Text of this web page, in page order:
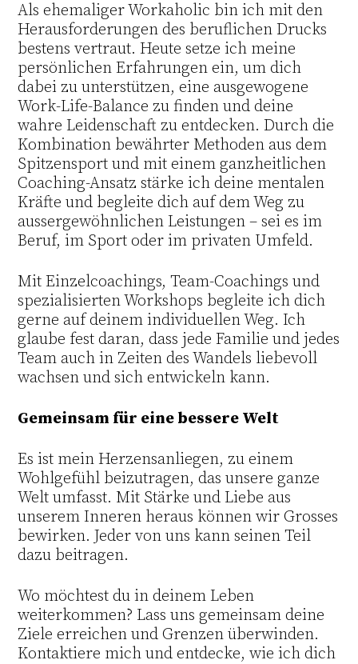
Als ehemaliger Workaholic bin ich mit den
Herausforderungen des beruflichen Drucks
bestens vertraut. Heute setze ich meine
persönlichen Erfahrungen ein, um dich
dabei zu unterstützen, eine ausgewogene
Work-Life-Balance zu finden und deine
wahre Leidenschaft zu entdecken. Durch die
Kombination bewährter Methoden aus dem
Spitzensport und mit einem ganzheitlichen
Coaching-Ansatz stärke ich deine mentalen
Kräfte und begleite dich auf dem Weg zu
aussergewöhnlichen Leistungen – sei es im
Beruf, im Sport oder im privaten Umfeld.
Mit Einzelcoachings, Team-Coachings und
spezialisierten Workshops begleite ich dich
gerne auf deinem individuellen Weg. Ich
glaube fest daran, dass jede Familie und jedes
Team auch in Zeiten des Wandels liebevoll
wachsen und sich entwickeln kann.
Gemeinsam für eine bessere Welt
Es ist mein Herzensanliegen, zu einem
Wohlgefühl beizutragen, das unsere ganze
Welt umfasst. Mit Stärke und Liebe aus
unserem Inneren heraus können wir Grosses
bewirken. Jeder von uns kann seinen Teil
dazu beitragen.
Wo möchtest du in deinem Leben
weiterkommen? Lass uns gemeinsam deine
Ziele erreichen und Grenzen überwinden.
Kontaktiere mich und entdecke, wie ich dich